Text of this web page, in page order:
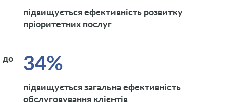
підвищується ефективність розвитку
пріоритетних послуг
34%
підвищується загальна ефективність
обслуговування клієнтів
до